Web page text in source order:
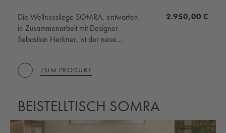
2.950,00 €
Die Wellnessliege SOMRA, entworfen
in Zusammenarbeit mit Designer
Sebastian Herkner, ist der neue
Wohlbefinden. Dieses exklusive Spa-
Möbel erfüllt höchste Ansprüche und
mit händeschmeichelnder Oberfläche
zeitloser Eleganz vermitteln eine zen-
ZUM PRODUKT
BEISTELLTISCH SOMRA